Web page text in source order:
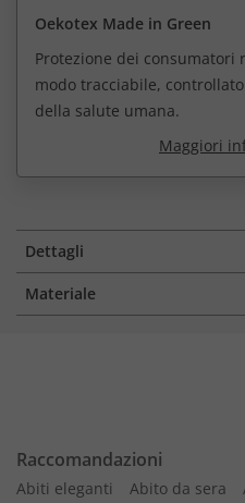
Oekotex Made in Green
Protezione dei
modo tracciabile,
della salute umana.
Maggiori
Dettagli
Materiale
Raccomandazioni
Abiti eleganti Abito da sera